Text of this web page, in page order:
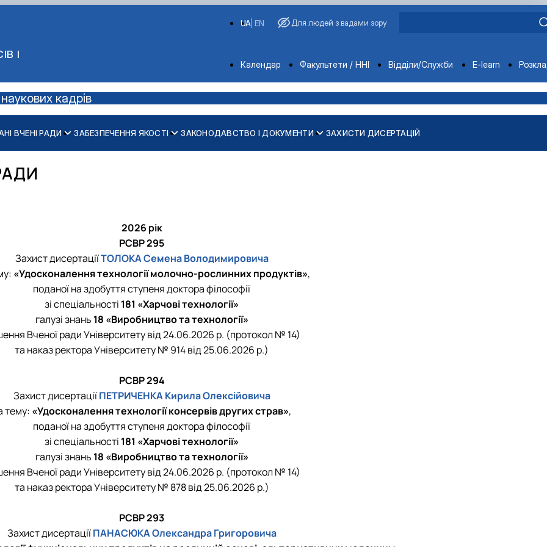
І
EN
UA Для людей з вадами зору
Departments
Календар Факультети / ННІ Відділи/Служби E-learn
кадрів
Спеціальності, освітньо-наукові програми
ВЧЕНІ РАДИ ЗАБЕЗПЕЧЕННЯ ЯКОСТІ ЗАКОНОДАВСТВО І ДОКУМЕНТИ ЗАХИСТИ ДИСЕРТАЦІЙ
2026 рік
РСВР 295
Захист дисертаціїТОЛОКА Семена Володимировича
«Удосконалення технології молочно-рослинних продуктів»,
поданої на здобуття ступеня доктора філософії
зі спеціальності 181 «Харчові технології»
галузі знань 18 «Виробництво та технології»
Вченої ради Університету від 24.06.2026 р. (протокол № 14)
та наказ ректора Університету № 914 від 25.06.2026 р.)
РСВР 294
Захист дисертаціїПЕТРИЧЕНКА Кирила Олексійовича
тему: «Удосконалення технології консервів других страв»,
поданої на здобуття ступеня доктора філософії
зі спеціальності 181 «Харчові технології»
галузі знань 18 «Виробництво та технології»
Вченої ради Університету від 24.06.2026 р. (протокол № 14)
та наказ ректора Університету № 878 від 25.06.2026 р.)
РСВР 293
Захист дисертаціїПАНАСЮКА Олександра Григоровича